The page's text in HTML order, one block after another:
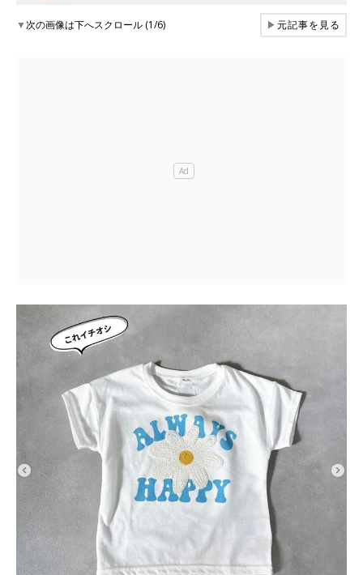
▼次の画像は下へスクロール (1/6) ▶元記事を見る